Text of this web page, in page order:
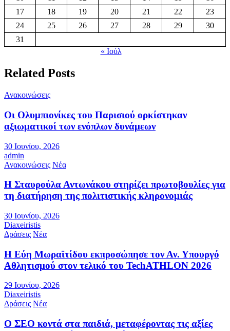
17
18 19 20 21 22
23
24
25 26 27 28 29
30
31
« Ιούλ
Related Posts
Ανακοινώσεις
Οι Ολυμπιονίκες του Παρισιού ορκίστηκαν
αξιωματικοί των ενόπλων δυνάμεων
30 Ιουνίου, 2026
admin
Ανακοινώσεις Νέα
Η Σταυρούλα Αντωνάκου στηρίζει πρωτοβουλίες για
τη διατήρηση της πολιτιστικής κληρονομιάς
30 Ιουνίου, 2026
Diaxeiristis
Δράσεις Νέα
Η Εύη Μωραϊτίδου εκπροσώπησε τον Αν. Υπουργό
Αθλητισμού στον τελικό του TechATHLON 2026
29 Ιουνίου, 2026
Diaxeiristis
Δράσεις Νέα
Ο ΣEO κοντά στα παιδιά, μεταφέροντας τις αξίες